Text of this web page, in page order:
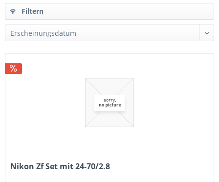
Filtern
Nikon Zf Set mit 24-70/2.8